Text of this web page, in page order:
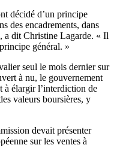
décidé d’un principe
des encadrements, dans
a dit Christine Lagarde. « Il
général. »
seul le mois dernier sur
à nu, le gouvernement
à élargir l’interdiction de
valeurs boursières, y
devait présenter
sur les ventes à